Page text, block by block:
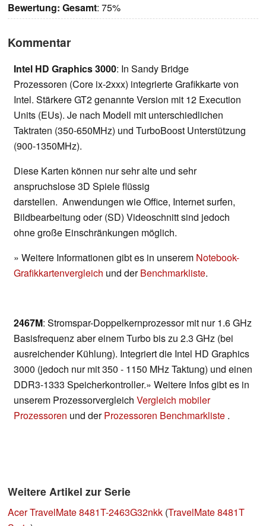
Bewertung: Gesamt: 75%
Kommentar
Intel HD Graphics 3000: In Sandy Bridge
Prozessoren (Core ix-2xxx) integrierte Grafikkarte von
Intel. Stärkere GT2 genannte Version mit 12 Execution
Units (EUs). Je nach Modell mit unterschiedlichen
Taktraten (350-650MHz) und TurboBoost Unterstützung
(900-1350MHz).
Diese Karten können nur sehr alte und sehr
anspruchslose 3D Spiele flüssig
darstellen. Anwendungen wie Office, Internet surfen,
Bildbearbeitung oder (SD) Videoschnitt sind jedoch
ohne große Einschränkungen möglich.
» Weitere Informationen gibt es in unserem Notebook-
Grafikkartenvergleich und derBenchmarkliste.
2467M: Stromspar-Doppelkernprozessor mit nur 1.6 GHz
Basisfrequenz aber einem Turbo bis zu 2.3 GHz (bei
ausreichender Kühlung). Integriert die Intel HD Graphics
3000 (jedoch nur mit 350 - 1150 MHz Taktung) und einen
DDR3-1333 Speicherkontroller.» Weitere Infos gibt es in
unserem Prozessorvergleich Vergleich mobiler
Prozessoren und derProzessoren Benchmarkliste .
Weitere Artikel zur Serie
Acer TravelMate 8481T-2463G32nkk (TravelMate 8481T